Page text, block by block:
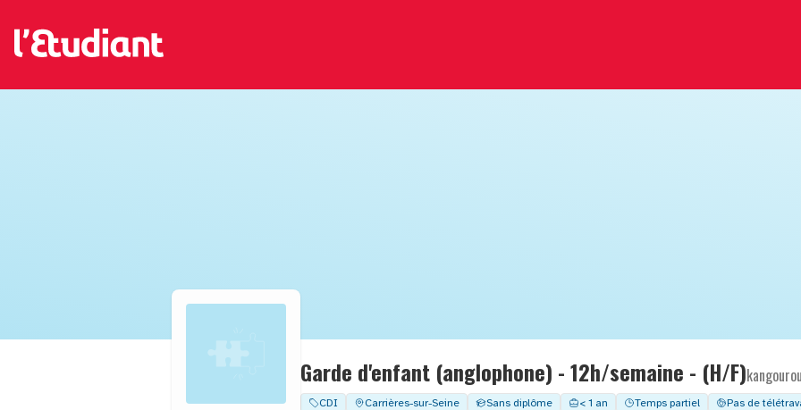
Garde d'enfant (anglophone) - 12h/semaine - (H/F)
CDI Carrières-sur-Seine Sans diplôme < 1 an Temps partiel Pas de